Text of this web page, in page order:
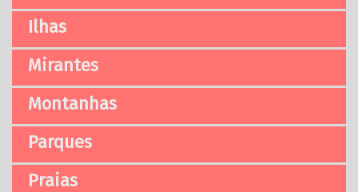
Ilhas
Mirantes
Montanhas
Parques
Praias